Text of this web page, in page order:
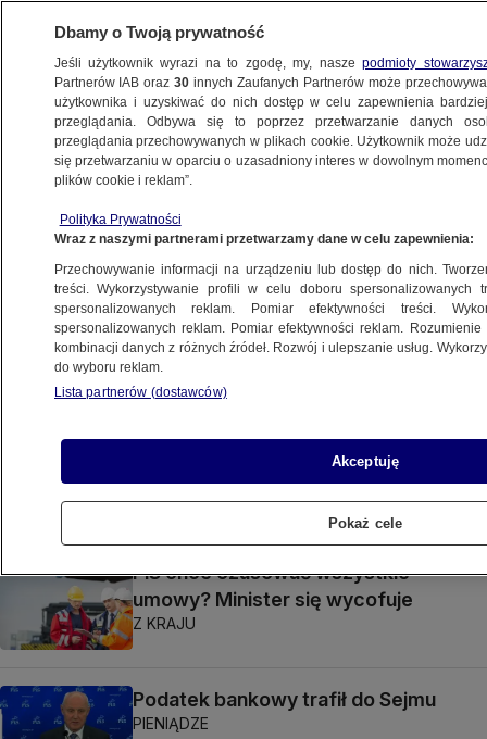
BIZNES
NAJNOWSZE
EBC obniżył depozytową stopę proc.
do -0,3 proc., pozostałe bez zmian
ZE ŚWIATA
Jacek Bojarowicz nowym szefem
GDDKiA
Z KRAJU
PKP Intercity odebrało pierwszy
PiS chce ozusować wszystkie
umowy? Minister się wycofuje
Z KRAJU
Podatek bankowy trafił do Sejmu
PIENIĄDZE
Dbamy o Twoją prywatność
Jeśli użytkownik wyrazi na to zgodę, my, naszepodmioty
Partnerów IAB oraz30 innych Zaufanych Partnerów może
użytkownika i uzyskiwać do nich dostęp w celu zapewnienia
przeglądania. Odbywa się to poprzez przetwarzanie danych
przeglądania przechowywanych w plikach cookie. Użytkownik może
się przetwarzaniu w oparciu o uzasadniony interes w dowolnym
plików cookie i reklam”.
Polityka Prywatności
Wraz z naszymi partnerami przetwarzamy dane w celu zapewnienia:
Przechowywanie informacji na urządzeniu lub dostęp do nich.
treści. Wykorzystywanie profili w celu doboru spersonalizowanych
spersonalizowanych reklam. Pomiar efektywności treści.
spersonalizowanych reklam. Pomiar efektywności reklam.
kombinacji danych z różnych źródeł. Rozwój i ulepszanie usług.
do wyboru reklam.
Lista partnerów (dostawców)
Akceptuję
Pokaż cele